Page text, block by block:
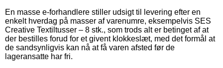
En masse e-forhandlere stiller udsigt til levering efter en
enkelt hverdag på masser af varenumre, eksempelvis SES
Creative Textiltusser – 8 stk., som trods alt er betinget af at
der bestilles forud for et givent klokkeslæt, med det formål at
de sandsynligvis kan nå at få varen afsted før de
lageransatte har fri.